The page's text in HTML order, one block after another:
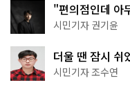
"편의점인데 아
한 편의점의 정체
시민기자 권기윤
더울 땐 잠시 쉬
·무더위쉼터까지
시민기자 조수연